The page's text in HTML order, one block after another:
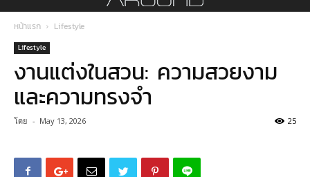
หน้าแรก Lifestyle
Lifestyle
งานแต่งในสวน: ความสวยงาม
และความทรงจำ
โดย - May 13, 2026 25